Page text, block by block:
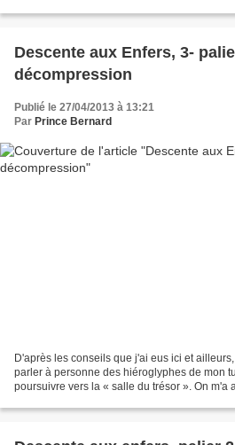
Descente aux Enfers, 3-
décompression
Publié le 27/04/2013 à 13:21
Par Prince Bernard
D'après les conseils que j'ai eus ici et
parler à personne des hiéroglyphes de mon
poursuivre vers la « salle du trésor ». On m'a